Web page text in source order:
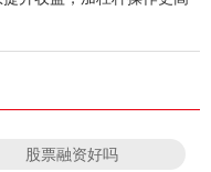
股票融资好吗